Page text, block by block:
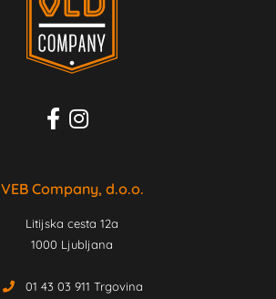
VEB Company, d.o.o.
Litijska cesta 12a
1000 Ljubljana
01 43 03 911 Trgovina